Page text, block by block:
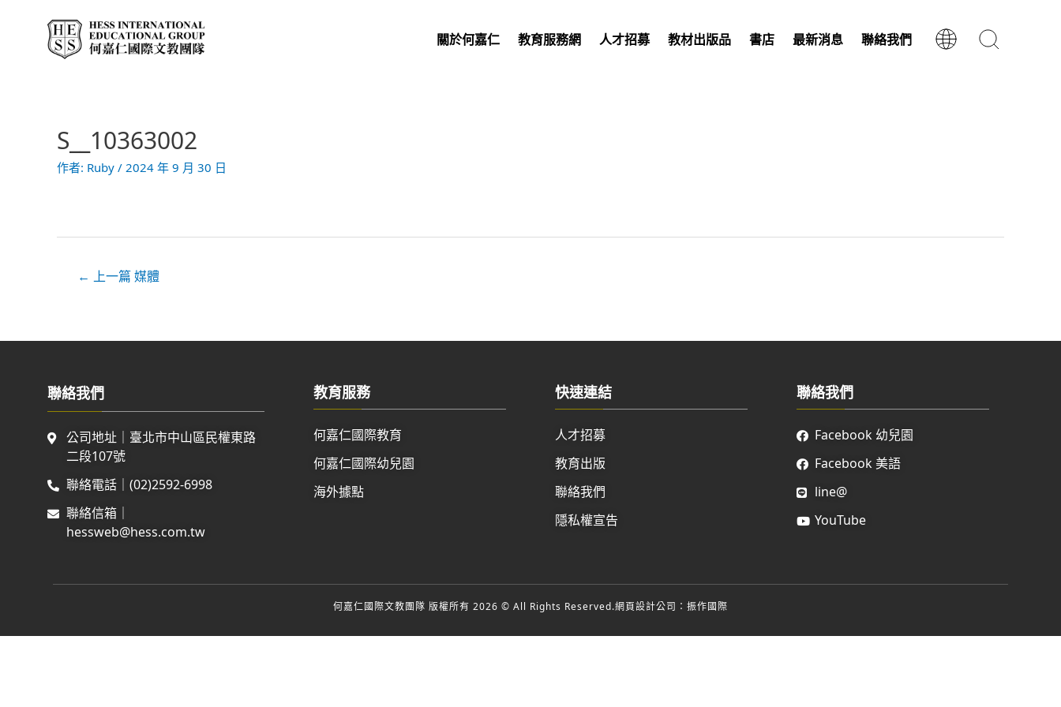
關於何嘉仁 教育服務網 人才招募 教材出版品 書店 最新消息 聯絡我們
S__10363002
作者: Ruby / 2024 年 9 月 30 日
文
章
導
← 上一篇 媒體
聯絡我們
公司地址｜臺北市中山區民權東路
二段107號
聯絡電話｜(02)2592-6998
聯絡信箱｜
hessweb@hess.com.tw
教育服務
何嘉仁國際教育
何嘉仁國際幼兒園
海外據點
快速連結
人才招募
教育出版
聯絡我們
隱私權宣告
聯絡我們
Facebook 幼兒園
Facebook 美語
line@
YouTube
何嘉仁國際文教團隊 版權所有 2026 © All Rights Reserved.網頁設計公司 ：振作國際